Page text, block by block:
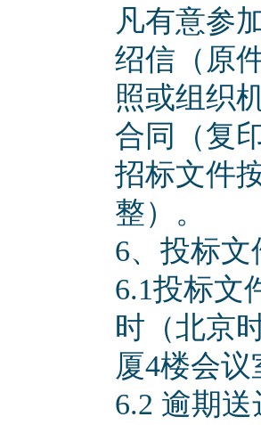
凡有意参
绍信（原
照或组织
合同（复
招标文件
整）。
6、投标
6.1投标文
时（北京
厦4楼会议
6.2 逾期